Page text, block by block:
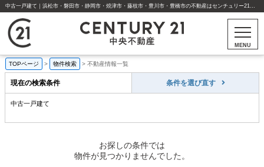
中古一戸建て｜浜松市・磐田市・静岡市・焼津市・藤枝市・豊川市・豊橋市の不動産はセンチュリー21中央不動産
MENU
TOPページ > 物件検索 > 不動産情報一覧
現在の検索条件 条件を選び直す
中古一戸建て
お探しの条件では
物件が見つかりませんでした。